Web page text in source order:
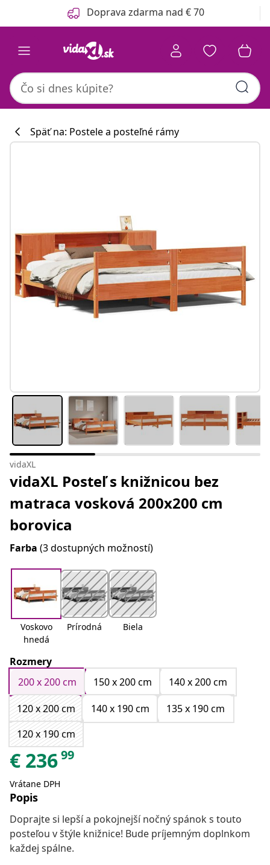
Predchádzajúce Doprava zdarma nad € 70
Späť na: Postele a posteľné rámy
vidaXL
vidaXL Posteľ s knižnicou bez
matraca vosková 200x200 cm
borovica
Farba (3 dostupných možností)
Voskovo
hnedá
Prírodná Biela
Rozmery
200 x 200 cm
150 x 200 cm
140 x 200 cm
120 x 200 cm
140 x 190 cm
135 x 190 cm
120 x 190 cm
€ 23699
Vrátane DPH
Popis
Doprajte si lepší a pokojnejší nočný spánok s touto
posteľou v štýle knižnice! Bude príjemným doplnkom
každej spálne.